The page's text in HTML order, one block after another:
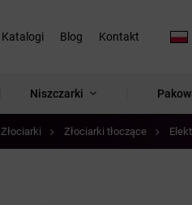
Katalogi Blog Kontakt
Niszczarki
Złociarki Złociarki tłoczące